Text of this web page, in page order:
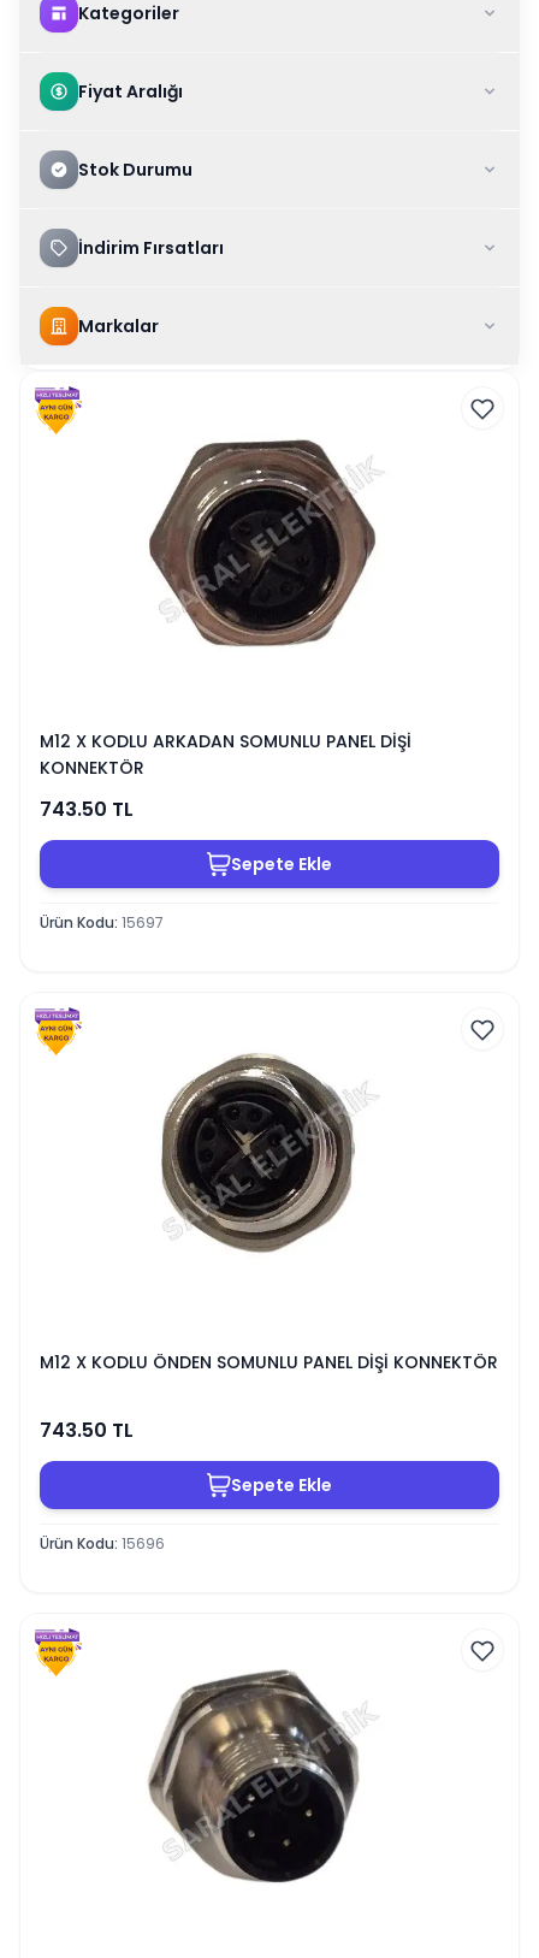
Kategoriler
Fiyat Aralığı
Stok Durumu
İndirim Fırsatları
Markalar
M12 X KODLU ARKADAN SOMUNLU PANEL DİŞİ
KONNEKTÖR
743.50 TL
Sepete Ekle
Ürün Kodu: 15697
M12 X KODLU ÖNDEN SOMUNLU PANEL DİŞİ KONNEKTÖR
743.50 TL
Sepete Ekle
Ürün Kodu: 15696